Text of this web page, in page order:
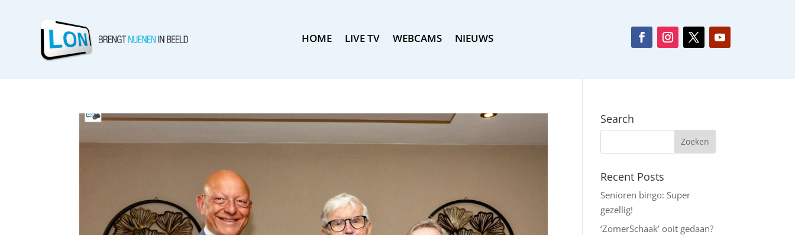
HOME LIVE TV WEBCAMS NIEUWS
Search
Recent Posts
Senioren bingo: Super
gezellig!
‘ZomerSchaak’ ooit gedaan?